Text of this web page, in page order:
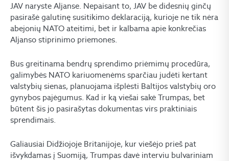
JAV naryste Aljanse. Nepaisant to, JAV be didesnių ginčų
pasirašė galutinę susitikimo deklaraciją, kurioje ne tik nėra
abejonių NATO ateitimi, bet ir kalbama apie konkrečias
Aljanso stiprinimo priemones.
Bus greitinama bendrų sprendimo priėmimų procedūra,
galimybės NATO kariuomenėms sparčiau judėti kertant
valstybių sienas, planuojama išplėsti Baltijos valstybių oro
gynybos pajėgumus. Kad ir ką viešai sakė Trumpas, bet
būtent šis jo pasirašytas dokumentas virs praktiniais
sprendimais.
Galiausiai Didžiojoje Britanijoje, kur viešėjo prieš pat
išvykdamas į Suomiją, Trumpas davė interviu bulvariniam